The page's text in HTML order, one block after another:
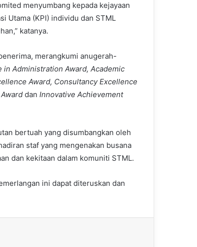
menyumbang kepada kejayaan
Utama (KPI) individu dan STML
katanya.
merangkumi anugerah-
Administration Award, Academic
Award, Consultancy Excellence
dan Innovative Achievement
bertuah yang disumbangkan oleh
staf yang mengenakan busana
dan kekitaan dalam komuniti STML.
ini dapat diteruskan dan